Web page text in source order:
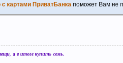
картами ПриватБанка поможет Вам не
а в итоге купить семь.